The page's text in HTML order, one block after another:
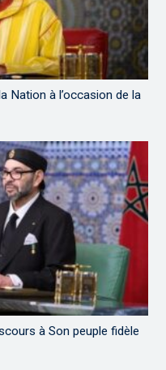
Nation à l’occasion de la
à Son peuple fidèle